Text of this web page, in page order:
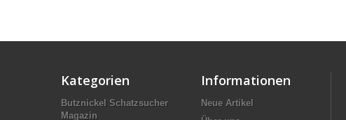
Kategorien
Butznickel Schatzsucher
Magazin
Informationen
Neue Artikel